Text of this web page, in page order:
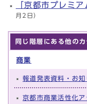
「京都市プレミ
月2日）
同じ階層にある他のカ
商業
報道発表資料・お知
京都市商業活性化